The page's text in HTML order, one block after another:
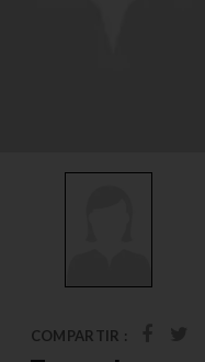
COMPARTIR :